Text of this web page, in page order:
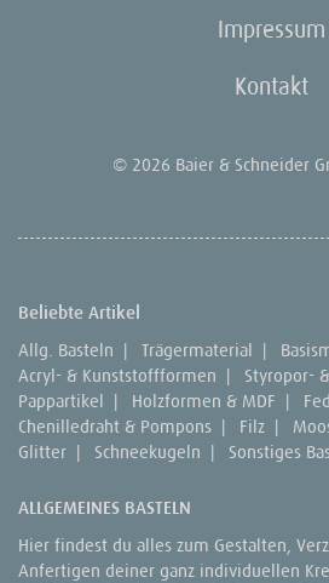
Impressum
Kontakt
© 2026 Baier & Schneider
Beliebte Artikel
Allg. Basteln | Trägermaterial |
Acryl- & Kunststoffformen | Styropor-
Pappartikel | Holzformen & MDF |
Chenilledraht & Pompons | Filz |
Glitter | Schneekugeln | Sonstiges
ALLGEMEINES BASTELN
Hier findest du alles zum Gestalten,
Anfertigen deiner ganz individuellen